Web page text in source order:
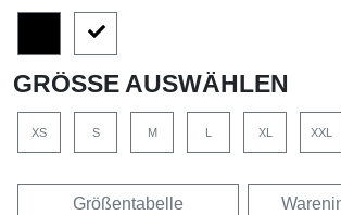
GRÖSSE AUSWÄHLEN
XS S M XL XXL
Größentabelle